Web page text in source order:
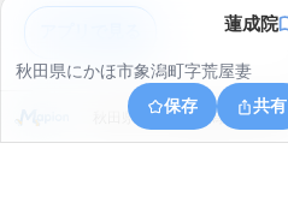
蓮成院
秋田県にかほ市象潟町字荒屋妻
保存
共有
秋田県にかほ市象潟町字武道島